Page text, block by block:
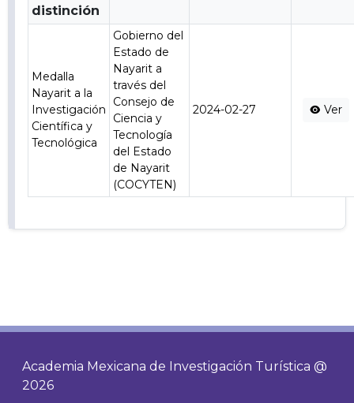
distinción
Medalla
Nayarit a la
Investigación
Científica y
Tecnológica
Gobierno del
Estado de
Nayarit a
través del
Consejo de
Ciencia y
Tecnología
del Estado
de Nayarit
(COCYTEN)
2024-02-27 Ver
Academia Mexicana de Investigación Turística @
2026